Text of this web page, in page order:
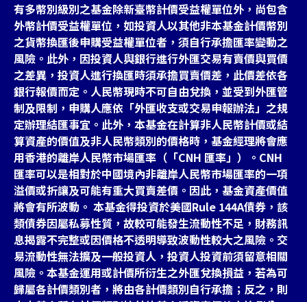
有多幣別級別之基金除新臺幣計價受益權單位外，尚包含
外幣計價受益權單位，如投資人以其他非本基金計價幣別
之貨幣換匯後申購受益權單位者，須自行承擔匯率變動之
風險。此外，因投資人與銀行進行外匯交易有賣價與買價
之差異，投資人進行換匯時須承擔買賣價差，此價差依各
銀行報價而定。人民幣現時不可自由兌換，並受到外匯管
制及限制，申購人應依「外匯收支或交易申報辦法」之規
定辦理結匯事宜。此外，本基金在計算非人民幣計價或結
算資產的價值及非人民幣類別的價格時，基金經理將會應
用香港的離岸人民幣市場匯率（「CNH 匯率」）。CNH
匯率可以是相對於中國境內非離岸人民幣市場匯率的一項
溢價或折讓及可能有重大買賣差價。因此，基金資產價值
將會有所波動。 本基金得投資於美國Rule 144A債券，該
類債券因屬私募性質，故較可能發生流動性不足，財務訊
息揭露不完整或因價格不透明導致波動性較大之風險。交
易流動性無法擴及一般投資人，投資人投資前須留意相關
風險。本基金運用或計價所衍生之外匯兌換損益，若為可
歸屬各計價類別者，將由各計價類別自行承擔；反之，則